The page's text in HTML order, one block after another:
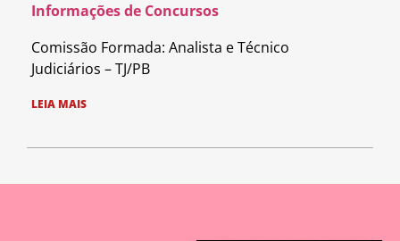
Informações de Concursos
Comissão Formada: Analista e Técnico
Judiciários – TJ/PB
LEIA MAIS